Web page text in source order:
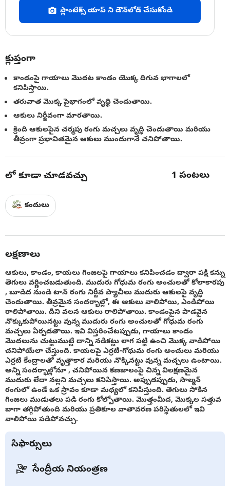
ప్లాంటిక్స్ యాప్ ని డౌన్‌లోడ్ చేసుకోండి
క్లుప్తంగా
కాండంపై గాయాలు మొదట కాండం యొక్క దిగువ భాగాలలో
కనిపిస్తాయి.
తరువాత మొక్క పైభాగంలో వృద్ధి చెందుతాయి.
ఆకులు నిర్జీవంగా మారతాయి.
క్రింది ఆకులపైన చర్మపు రంగు మచ్చలు వృద్ధి చెందుతాయి మరియు
తీవ్రంగా ప్రభావితమైన ఆకులు ముందుగానే చనిపోతాయి.
లో కూడా చూడవచ్చు 1 పంటలు
కందులు
లక్షణాలు
ఆకులు, కాండం, కాయలు గింజలపై గాయాలు కనిపించడం ద్వారా పక్షి కన్ను
తెగులు వర్ణించబడుతుంది. ముదురు గోధుమ రంగు అంచులతో కోలాకారపు
, బూడిద నుండి టాన్ రంగు నిర్జీవ ప్యాచీలు ముదురు ఆకులపై వృద్ధి
చెందుతాయి. తీవ్రమైన సందర్భాల్లో, ఈ ఆకులు వాలిపోయి, ఎండిపోయి
రాలిపోతాయి. దీని వలన ఆకులు రాలిపోతాయి. కాండంపైన పొడవైన
నొక్కుకుపోయినట్టు వున్న ముదురు రంగు అంచులతో గోధుమ రంగు
మచ్చలు ఏర్పడతాయి. ఇవి విస్తరించేటప్పుడు, గాయాలు కాండం
మొదలును చుట్టుముట్టి దాన్ని నడికట్టు లాగ పట్టి ఉంచి మొక్క వాడిపోయి
చనిపోయేలా చేస్తుంది. కాయలపై ఎర్రటి-గోధుమ రంగు అంచులు మరియు
ఎర్రటి కేంద్రాలతో వృత్తాకార మరియు నొక్కినట్టు వున్న మచ్చలు ఉంటాయి.
అన్ని సందర్భాల్లోనూ , చనిపోయిన కణజాలంపై చిన్న విలక్షణమైన
ముదురు లేదా నల్లని మచ్చలు కనిపిస్తాయి. అప్పుడప్పుడు, సాల్మన్
రంగులో ఉండే ఒక స్రావం కూడా మధ్యలో కనిపిస్తుంది. తెగులు సోకిన
గింజలు ముడుతలు పడి రంగు కోల్పోతాయి. మొత్తంమీద, మొక్కల సత్తువ
బాగా తగ్గిపోతుంది మరియు ప్రతికూల వాతావరణ పరిస్థితులలో ఇవి
వాలిపోయి పడిపోవచ్చు.
సిఫార్సులు
సేంద్రీయ నియంత్రణ